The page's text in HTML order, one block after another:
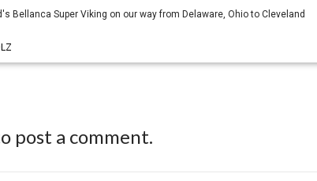
Bellanca Super Viking on our way from Delaware, Ohio to Cleveland
post a comment.